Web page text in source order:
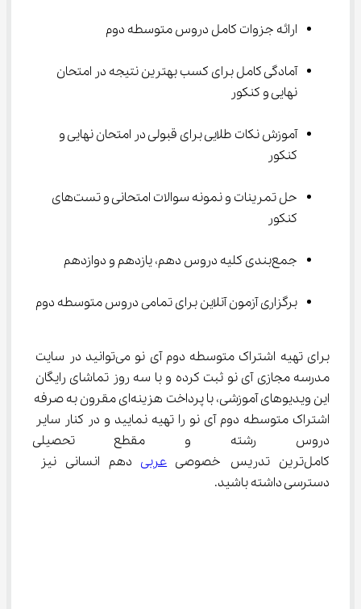
ارائه جزوات کامل دروس متوسطه دوم
آمادگی کامل برای کسب بهترین نتیجه در امتحان
نهایی و کنکور
آموزش نکات طلایی برای قبولی در امتحان نهایی و
کنکور
حل تمرینات و نمونه سوالات امتحانی و تست‌های
کنکور
جمع‌بندی کلیه دروس دهم، یازدهم و دوازدهم
برگزاری آزمون آنلاین برای تمامی دروس متوسطه دوم
برای تهیه اشتراک متوسطه دوم آی نو می‌توانید در سایت
مدرسه مجازی آی نو ثبت کرده و با سه روز تماشای رایگان
این ویدیوهای آموزشی، با پرداخت هزینه‌ای مقرون به صرفه
اشتراک متوسطه دوم آی نو را تهیه نمایید و در کنار سایر
دروس رشته و مقطع تحصیلی
کامل‌ترین تدریس خصوصی
عربی دهم انسانی نیز
دسترسی داشته باشید.